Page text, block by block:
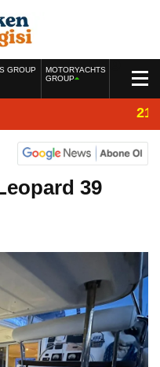
GROUP
MOTORYACHTS
GROUP
39